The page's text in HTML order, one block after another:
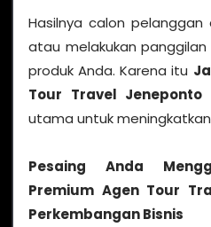
Hasilnya calon
atau melakukan
produk Anda. Karena itu
Tour Travel Jeneponto
utama untuk
Pesaing Anda
Premium Agen Tour
Perkembangan Bisnis